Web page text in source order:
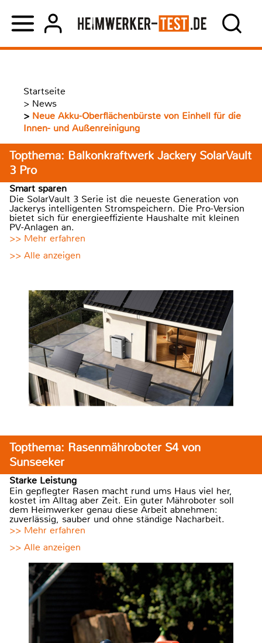
Startseite
> News
> Neue Akku-Oberflächenbürste von Einhell für die
Innen- und Außenreinigung
Topthema: Balkonkraftwerk Jackery SolarVault
3 Pro
Smart sparen
Die SolarVault 3 Serie ist die neueste Generation von
Jackerys intelligenten Stromspeichern. Die Pro-Version
bietet sich für energieeffiziente Haushalte mit kleinen
PV-Anlagen an.
>> Mehr erfahren
>> Alle anzeigen
Topthema: Rasenmähroboter S4 von
Sunseeker
Starke Leistung
Ein gepflegter Rasen macht rund ums Haus viel her,
kostet im Alltag aber Zeit. Ein guter Mähroboter soll
dem Heimwerker genau diese Arbeit abnehmen:
zuverlässig, sauber und ohne ständige Nacharbeit.
>> Mehr erfahren
>> Alle anzeigen